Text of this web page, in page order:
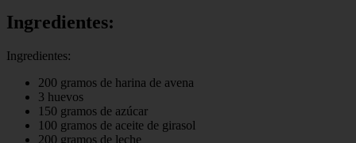
Ingredientes:
Ingredientes:
200 gramos de harina de avena
3 huevos
150 gramos de azúcar
100 gramos de aceite de girasol
200 gramos de leche